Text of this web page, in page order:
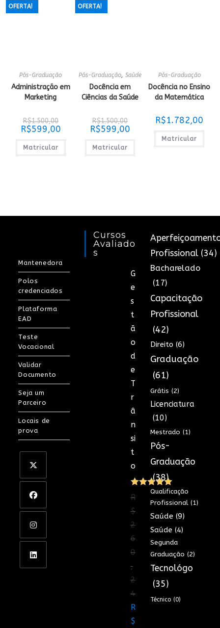
OFERTA!
Pós-Graduação
Administração em
Marketing
R$1.500,00O
preço
original
era:
R$1.500,00.
R$599,00O
atual
R$599,00.
Matricular
OFERTA!
Pós-Graduação, Saúde
Docência em
Ciências da Saúde
R$1.500,00O
preço
original
era:
R$1.500,00.
R$599,00O
atual
R$599,00.
Matricular
Pós-Graduação
Docência no Ensino
da Matemática
R$1.782,00
Matricular
Mantenedora
Polos
credenciados
Plataforma
EAD
Teste
Vocacional
Validar
Documento
Seja um
Parceiro
Locais de
prova
Cursos
Avaliado
S
G
e
s
t
ã
o
d
e
T
r
â
n
si
t
o
Avaliação
5.00
de 5
R
$
2
6
0
,
2
4
O
preço
R
$
Profissional (34)
Bacharelado
(17)
Capacitação
Profissional
(42)
Direito (6)
Graduação
(61)
Grátis (2)
Licenciatura
(10)
Mestrado (1)
Pós-
Graduação
(38)
Qualificação
Profissional (1)
Saúde (9)
Saúde (4)
Segunda
Graduação (2)
Tecnológo
(35)
Técnico (0)